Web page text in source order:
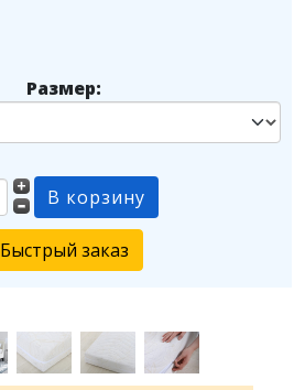
Размер:
Быстрый заказ